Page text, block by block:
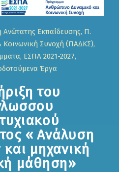
Εκπαίδευσης, Π.
Συνοχή (ΠΑΔΚΣ),
ΕΣΠΑ 2021-2027,
Έργα
του
« Ανάλυση
μηχανική
μάθηση»